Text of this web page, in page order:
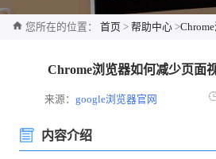
您所在的位置： 首页 > 帮助中心 >Chrome浏
Chrome浏览器如何减少页面
来源：google浏览器官网
内容介绍